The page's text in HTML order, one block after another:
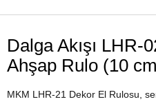
Dalga Akışı LHR-
Ahşap Rulo (10
MKM LHR-21 Dekor El Rulosu,